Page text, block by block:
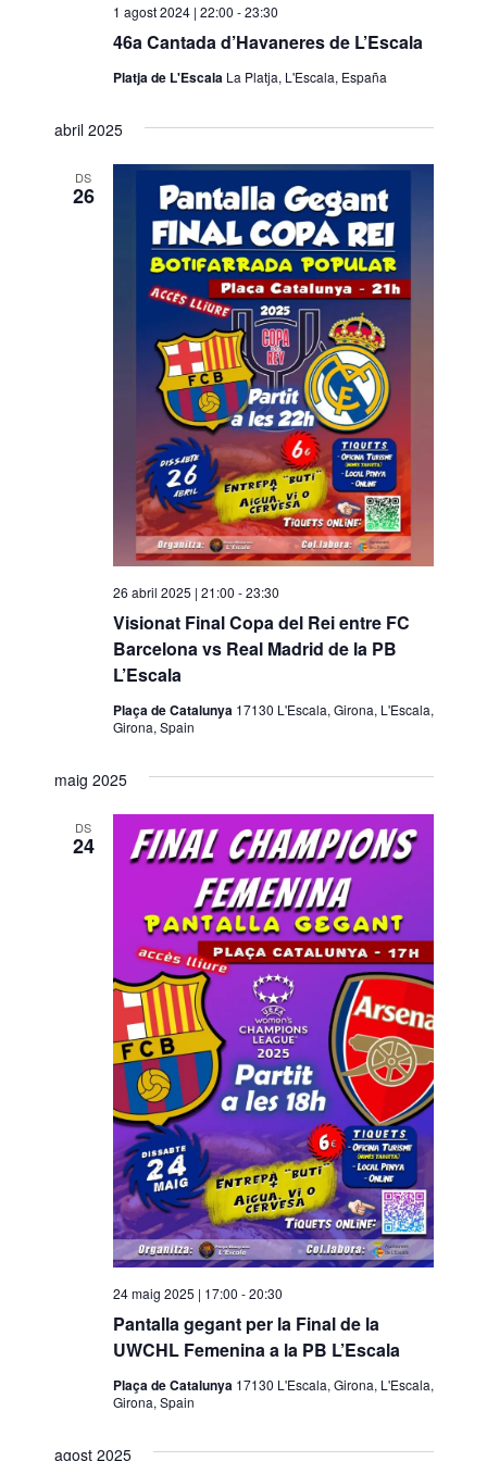
46a Cantada d’Havaneres de L’Escala
1 agost 2024 | 22:00 -23:30
Platja de L'Escala La Platja, L'Escala, España
abril 2025
DS
26
Visionat Final Copa del Rei entre FC
Barcelona vs Real Madrid de la PB
L’Escala
26 abril 2025 | 21:00 -23:30
Plaça de Catalunya 17130 L'Escala, Girona, L'Escala,
Girona, Spain
maig 2025
DS
24
Pantalla gegant per la Final de la
UWCHL Femenina a la PB L’Escala
24 maig 2025 | 17:00 -20:30
Plaça de Catalunya 17130 L'Escala, Girona, L'Escala,
Girona, Spain
agost 2025